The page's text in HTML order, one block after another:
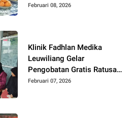
Prabowo Agar Bermanfaat
Februari 08, 2026
Klinik Fadhlan Medika
Leuwiliang Gelar
Pengobatan Gratis Ratusan
Warga Kurang Mampu
Februari 07, 2026